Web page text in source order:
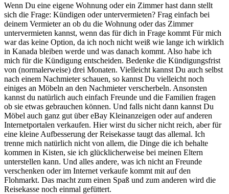
Wenn Du eine eigene Wohnung oder ein Zimmer hast dann stellt
sich die Frage: Kündigen oder untervermieten? Frag einfach bei
deinem Vermieter an ob du die Wohnung oder das Zimmer
untervermieten kannst, wenn das für dich in Frage kommt Für mich
war das keine Option, da ich noch nicht weiß wie lange ich wirklich
in Kanada bleiben werde und was danach kommt. Also habe ich
mich für die Kündigung entscheiden. Bedenke die Kündigungsfrist
von (normalerweise) drei Monaten. Vielleicht kannst Du auch selbst
nach einem Nachmieter schauen, so kannst Du vielleicht noch
einiges an Möbeln an den Nachmieter verscherbeln. Ansonsten
kannst du natürlich auch einfach Freunde und die Familien fragen
ob sie etwas gebrauchen können. Und falls nicht dann kannst Du
Möbel auch ganz gut über eBay Kleinanzeigen oder auf anderen
Internetportalen verkaufen. Hier wirst du sicher nicht reich, aber für
eine kleine Aufbesserung der Reisekasse taugt das allemal. Ich
trenne mich natürlich nicht von allem, die Dinge die ich behalte
kommen in Kisten, sie ich glücklicherweise bei meinen Eltern
unterstellen kann. Und alles andere, was ich nicht an Freunde
verschenken oder im Internet verkaufe kommt mit auf den
Flohmarkt. Das macht zum einen Spaß und zum anderen wird die
Reisekasse noch einmal gefüttert.